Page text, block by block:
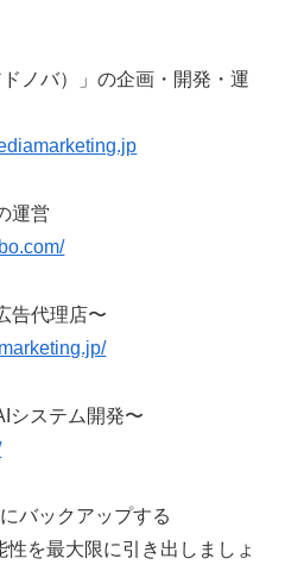
ノバ）」の企画・開発・運
運営
告代理店〜
システム開発〜
バックアップする
性を最大限に引き出しましょ